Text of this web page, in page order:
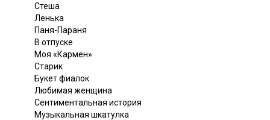
Стеша
Ленька
Паня-Параня
В отпуске
Моя «Кармен»
Старик
Букет фиалок
Любимая женщина
Сентиментальная история
Музыкальная шкатулка